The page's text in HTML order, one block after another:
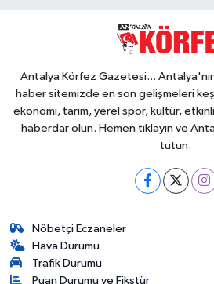
Antalya Körfez Gazetesi...
haber sitemizde en son gelişmeleri
ekonomi, tarım, yerel spor, kültür,
haberdar olun. Hemen tıklayın ve
tutun.
Nöbetçi Eczaneler
Hava Durumu
Trafik Durumu
Puan Durumu ve Fikstür